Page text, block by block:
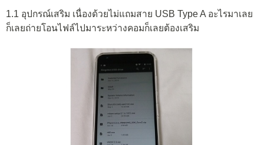
1.1 อุปกรณ์เสริม เนื่องด้วยไม่แถมสาย USB Type A อะไรมาเลย
ก็เลยถ่ายโอนไฟล์ไปมาระหว่างคอมก็เลยต้องเสริม